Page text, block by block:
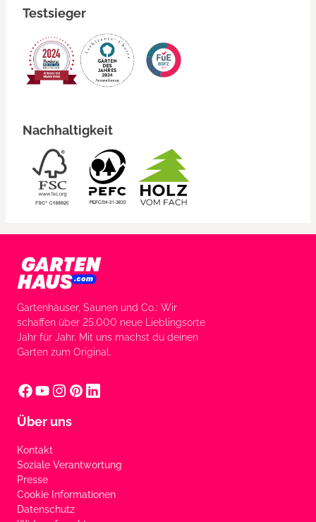
Testsieger
Nachhaltigkeit
Gartenhäuser, Saunen und Co.: Wir
schaffen über 25.000 neue Lieblingsorte
Jahr für Jahr. Mit uns machst du deinen
Garten zum Original.
Über uns
Kontakt
Soziale Verantwortung
Presse
Cookie Informationen
Datenschutz